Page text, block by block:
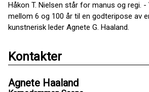
Håkon T. Nielsen står for manus og regi.
mellom 6 og 100 år til en godteripose av
kunstnerisk leder Agnete G. Haaland.
Kontakter
Agnete Haaland